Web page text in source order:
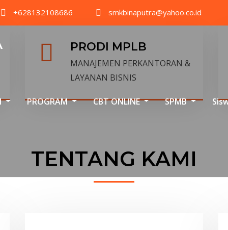
+628132108686 smkbinaputra@yahoo.co.id
PROGRAM CBT ONLINE SPMB
PRODI MPLB
MANAJEMEN PERKANTORAN &
LAYANAN BISNIS
TENTANG KAMI